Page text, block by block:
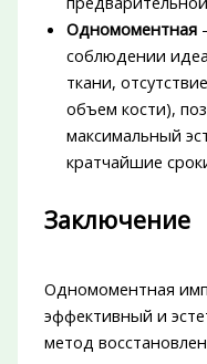
Одномоментная
соблюдении
ткани,
объем кости),
максимальный
кратчайшие
Заключение
Одномоментная
эффективный и
метод